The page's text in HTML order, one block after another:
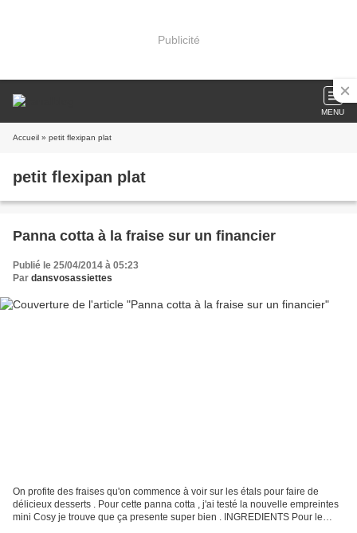
Publicité
MENU
Accueil » petit flexipan plat
petit flexipan plat
Panna cotta à la fraise sur un financier
Publié le 25/04/2014 à 05:23
Par dansvosassiettes
On profite des fraises qu'on commence à voir sur les étals pour faire de
délicieux desserts . Pour cette panna cotta , j'ai testé la nouvelle empreintes
mini Cosy je trouve que ça presente super bien . INGREDIENTS Pour le